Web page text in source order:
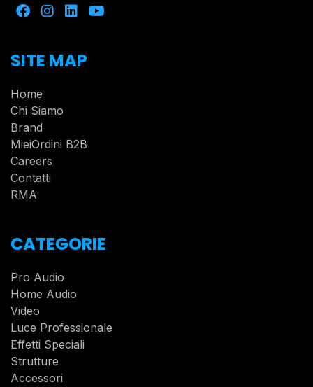
SITE MAP
Home
Chi Siamo
Brand
MieiOrdini B2B
Careers
Contatti
RMA
CATEGORIE
Pro Audio
Home Audio
Video
Luce Professionale
Effetti Speciali
Strutture
Accessori